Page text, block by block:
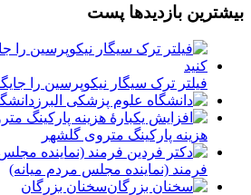
بیشترین بازدیدها پست
فیلتر ترک سیگار نیکوپرسین را
هزینه پارکینگ متروی گلشهر
فرمند (نماينده مجلس مردم میانه)
سخنان بزرگان